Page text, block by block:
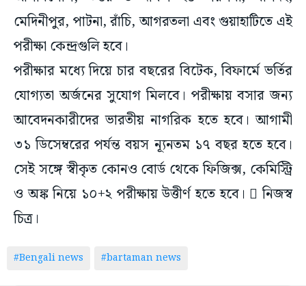
মেদিনীপুর, পাটনা, রাঁচি, আগরতলা এবং গুয়াহাটিতে এই
পরীক্ষা কেন্দ্রগুলি হবে।
পরীক্ষার মধ্যে দিয়ে চার বছরের বিটেক, বিফার্মে ভর্তির
যোগ্যতা অর্জনের সুযোগ মিলবে। পরীক্ষায় বসার জন্য
আবেদনকারীদের ভারতীয় নাগরিক হতে হবে। আগামী
৩১ ডিসেম্বরের পর্যন্ত বয়স ন্যূনতম ১৭ বছর হতে হবে।
সেই সঙ্গে স্বীকৃত কোনও বোর্ড থেকে ফিজিক্স, কেমিস্ট্রি
ও অঙ্ক নিয়ে ১০+২ পরীক্ষায় উত্তীর্ণ হতে হবে।  নিজস্ব
চিত্র।
#Bengali news #bartaman news